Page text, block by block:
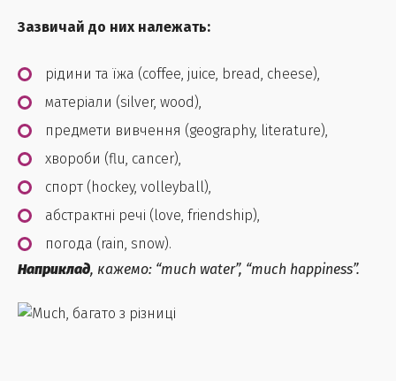
Зазвичай до них належать:
рідини та їжа (coffee, juice, bread, cheese),
матеріали (silver, wood),
предмети вивчення (geography, literature),
хвороби (flu, cancer),
спорт (hockey, volleyball),
абстрактні речі (love, friendship),
погода (rain, snow).
Наприклад, кажемо: “much water”, “much happiness”.